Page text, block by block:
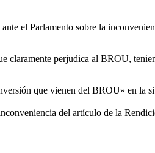
el Parlamento sobre la
claramente perjudica al BROU,
que vienen del BROU» en la
del artículo de la